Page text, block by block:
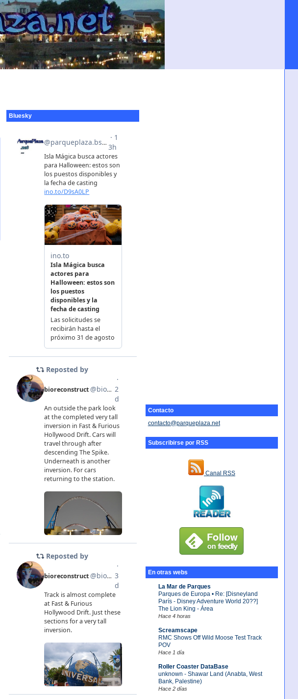
Contacto
contacto@parqueplaza.net
Subscribirse por RSS
Canal RSS
En otras webs
La Mar de Parques
Parques de Europa • Re: [Disneyland
París - Disney Adventure World 20??]
The Lion King - Área
Hace 4 horas
Screamscape
RMC Shows Off Wild Moose Test Track
POV
Hace 1 día
Roller Coaster DataBase
unknown - Shawar Land (Anabta, West
Bank, Palestine)
Hace 2 días
Bluesky